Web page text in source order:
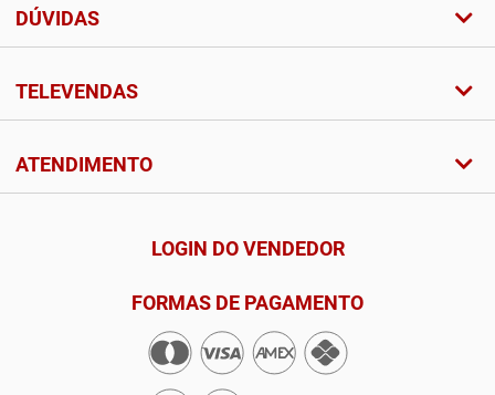
DÚVIDAS
TELEVENDAS
ATENDIMENTO
LOGIN DO VENDEDOR
FORMAS DE PAGAMENTO